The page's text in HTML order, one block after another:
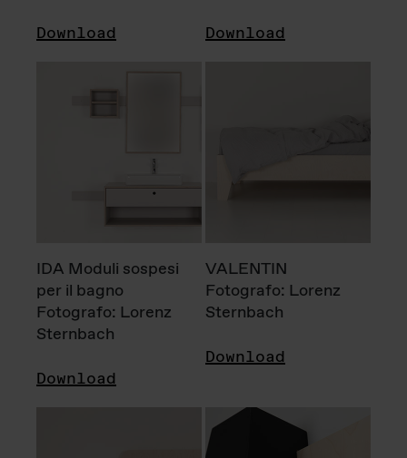
Download Download
IDA Moduli sospesi
per il bagno
Fotografo: Lorenz
Sternbach
Download
VALENTIN
Fotografo: Lorenz
Sternbach
Download